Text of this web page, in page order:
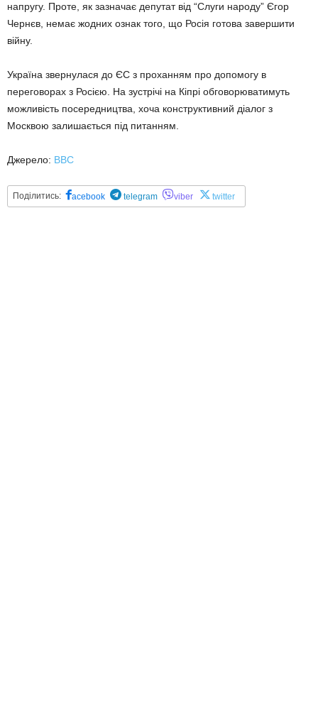
напругу. Проте, як зазначає депутат від “Слуги народу” Єгор
Чернєв, немає жодних ознак того, що Росія готова завершити
війну.
Україна звернулася до ЄС з проханням про допомогу в
переговорах з Росією. На зустрічі на Кіпрі обговорюватимуть
можливість посередництва, хоча конструктивний діалог з
Москвою залишається під питанням.
Джерело: BBC
Поділитись: acebook telegram viber twitter